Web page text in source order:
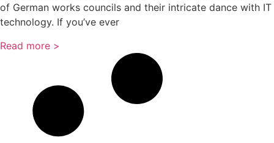
of German works councils and their intricate dance with IT
technology. If you’ve ever
Read more >